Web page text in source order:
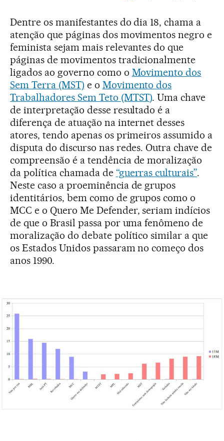
Dentre os manifestantes do dia 18, chama a
atenção que páginas dos movimentos negro e
feminista sejam mais relevantes do que
páginas de movimentos tradicionalmente
ligados ao governo como o Movimento dos
Sem Terra (MST) e o Movimento dos
Trabalhadores Sem Teto (MTST). Uma chave
de interpretação desse resultado é a
diferença de atuação na internet desses
atores, tendo apenas os primeiros assumido a
disputa do discurso nas redes. Outra chave de
compreensão é a tendência de moralização
da política chamada de “guerras culturais”.
Neste caso a proeminência de grupos
identitários, bem como de grupos como o
MCC e o Quero Me Defender, seriam indícios
de que o Brasil passa por uma fenômeno de
moralização do debate político similar a que
os Estados Unidos passaram no começo dos
anos 1990.